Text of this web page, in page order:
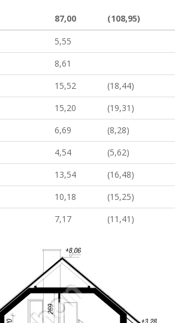
87,00
(108,95)
5,55
8,61
15,52
(18,44)
15,20
(19,31)
6,69
(8,28)
4,54
(5,62)
13,54
(16,48)
10,18
(15,25)
7,17 (11,41)